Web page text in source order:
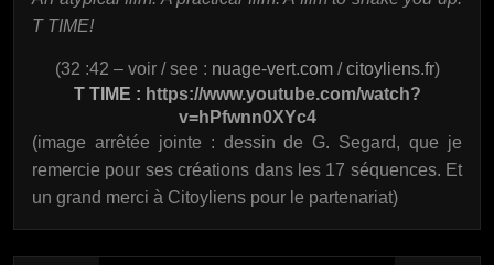
T TIME!
(32 :42 – voir / see : nuage-vert.com/citoyliens.fr)
T TIME : https://www.youtube.com/watch?
v=hPfwnn0XYc4
(image arrêtée jointe : dessin de G. Segard, que je
remercie pour ses créations dans les 17 séquences. Et
un grand merci à Citoyliens pour le partenariat)